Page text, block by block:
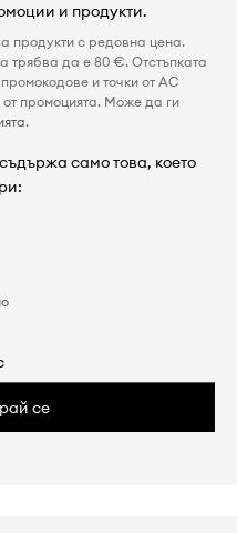
и продукти.
продукти с редовна цена.
трябва да е 80 €. Отстъпката
и точки от AC
промоцията. Може да ги
.
само това, което
се